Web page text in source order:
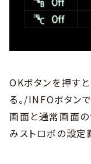
OKボタンを押す
る。/INFOボタン
画面と通常画面の
みストロボの設